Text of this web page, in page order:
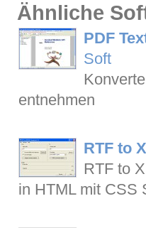
Ähnliche
PDF
Soft
entnehmen
RTF to
RTF to
in HTML mit CSS